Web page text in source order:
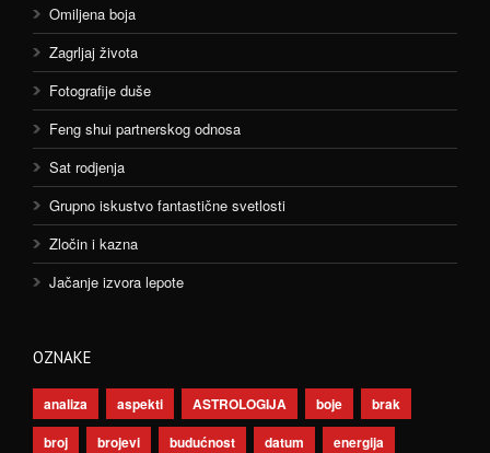
Omiljena boja
Zagrljaj života
Fotografije duše
Feng shui partnerskog odnosa
Sat rodjenja
Grupno iskustvo fantastične svetlosti
Zločin i kazna
Jačanje izvora lepote
OZNAKE
analiza aspekti ASTROLOGIJA boje
brak
broj
brojevi budućnost datum
energija